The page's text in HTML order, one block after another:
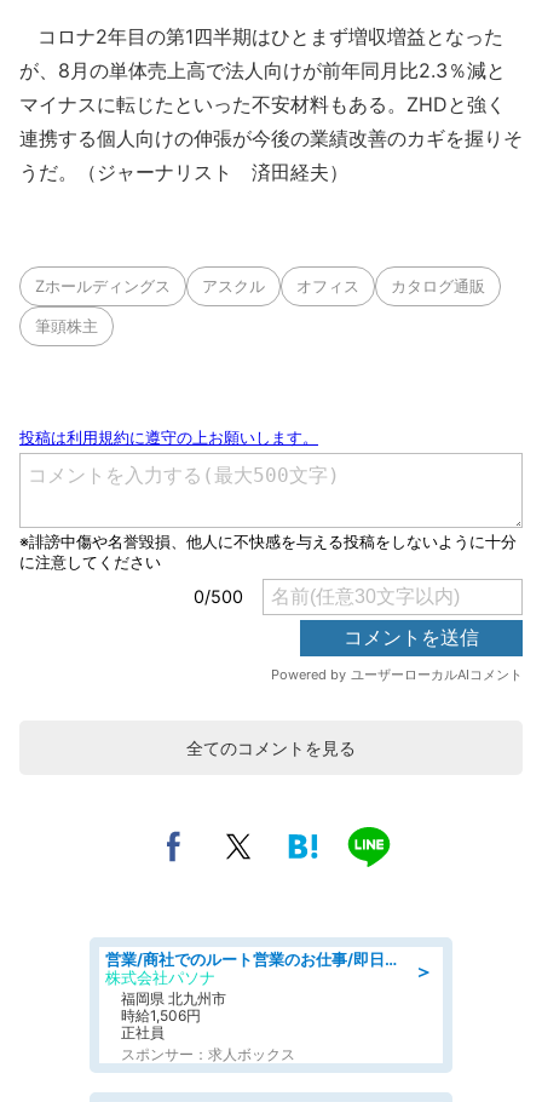
コロナ2年目の第1四半期はひとまず増収増益となった
が、8月の単体売上高で法人向けが前年同月比2.3％減と
マイナスに転じたといった不安材料もある。ZHDと強く
連携する個人向けの伸張が今後の業績改善のカギを握りそ
うだ。（ジャーナリスト 済田経夫）
Zホールディングス アスクル オフィス カタログ通販
筆頭株主
全てのコメントを見る
＞
営業/商社でのルート営業のお仕事/即日勤務可/車通勤可/営業
株式会社パソナ
福岡県 北九州市
時給1,506円
正社員
スポンサー：求人ボックス